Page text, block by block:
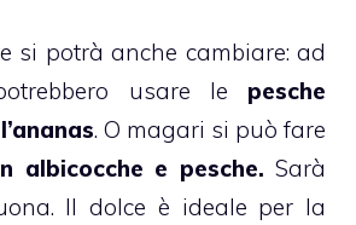
si potrà anche cambiare: ad
usare le pesche
l’ananas. O magari si può fare
albicocche e pesche. Sarà
Il dolce è ideale per la